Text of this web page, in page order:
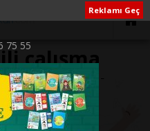
Reklamı Geç
75 55çalışma
yazılar